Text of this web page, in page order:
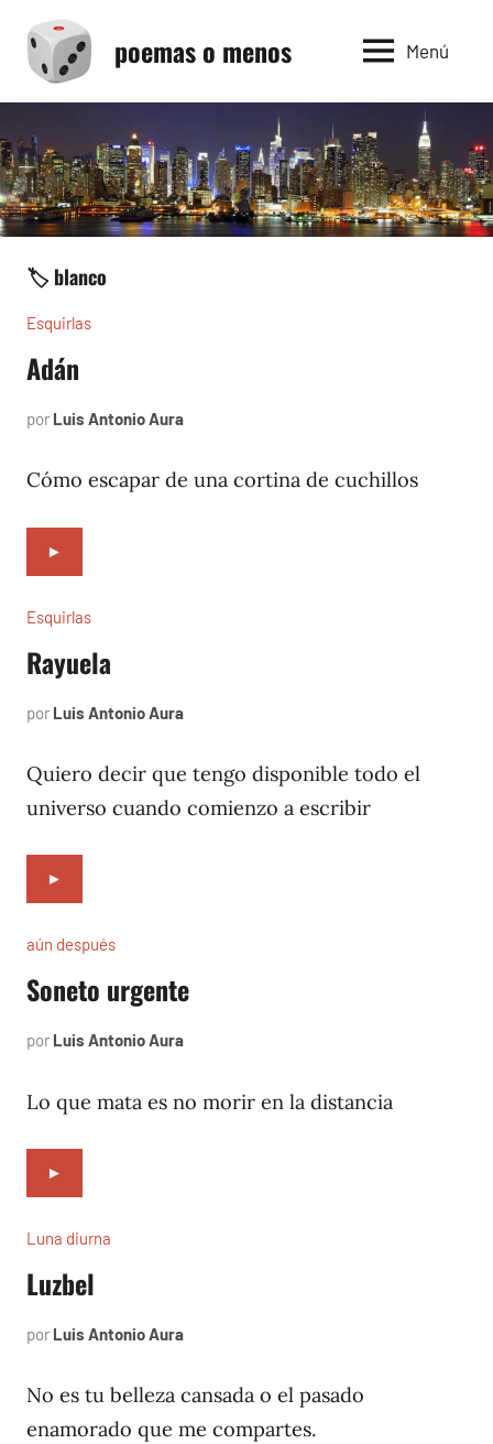
contenido
poemas o menos Menú
🏷️ blanco
Esquirlas
Adán
por Luis Antonio Aura
2025
Cómo escapar de una cortina de cuchillos
►
Esquirlas
Rayuela
por Luis Antonio Aura
2024
Quiero decir que tengo disponible todo el
universo cuando comienzo a escribir
►
aún después
Soneto urgente
por Luis Antonio Aura
2007
Lo que mata es no morir en la distancia
►
Luna diurna
Luzbel
por Luis Antonio Aura
2002
No es tu belleza cansada o el pasado
enamorado que me compartes.